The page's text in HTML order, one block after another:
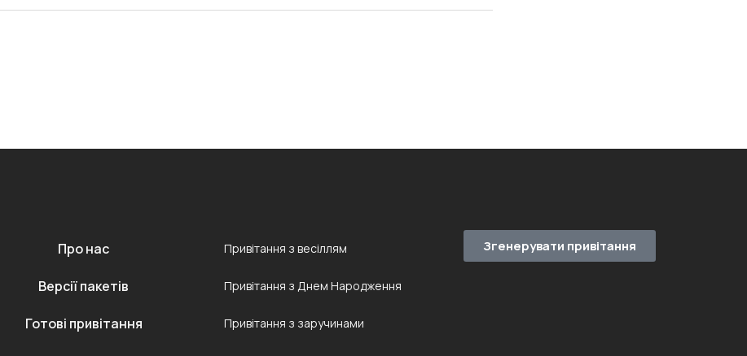
Про нас
Версії пакетів
Готові привітання
Привітання з весіллям
Привітання з Днем Народження
Привітання з заручинами
Згенерувати привітання